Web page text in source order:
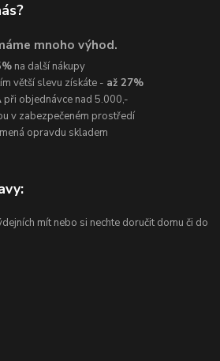
mnoho výhod.
na další nákupy
větší slevu získáte - až 27%
při objednávce nad 5.000,-
v zabezpečeném prostředí
opravdu skladem
mít nebo si nechte doručit domu či do